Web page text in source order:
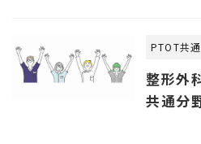
PTOT共
整形外
共通分